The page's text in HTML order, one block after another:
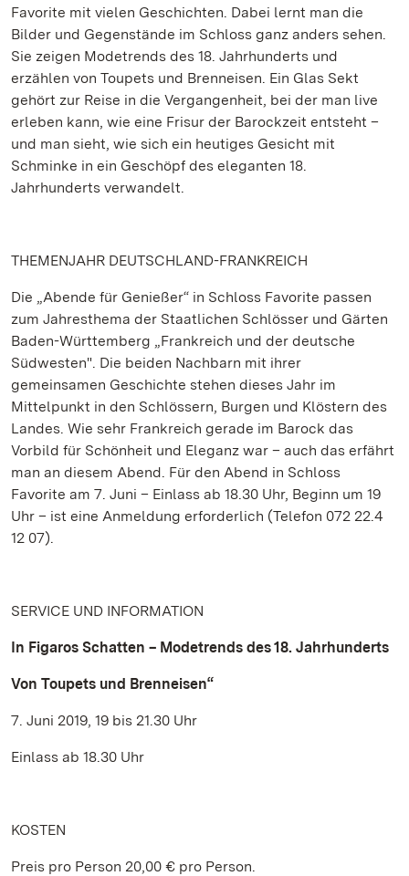
Favorite mit vielen Geschichten. Dabei lernt man die
Bilder und Gegenstände im Schloss ganz anders sehen.
Sie zeigen Modetrends des 18. Jahrhunderts und
erzählen von Toupets und Brenneisen. Ein Glas Sekt
gehört zur Reise in die Vergangenheit, bei der man live
erleben kann, wie eine Frisur der Barockzeit entsteht –
und man sieht, wie sich ein heutiges Gesicht mit
Schminke in ein Geschöpf des eleganten 18.
Jahrhunderts verwandelt.
THEMENJAHR DEUTSCHLAND-FRANKREICH
Die „Abende für Genießer“ in Schloss Favorite passen
zum Jahresthema der Staatlichen Schlösser und Gärten
Baden-Württemberg „Frankreich und der deutsche
Südwesten". Die beiden Nachbarn mit ihrer
gemeinsamen Geschichte stehen dieses Jahr im
Mittelpunkt in den Schlössern, Burgen und Klöstern des
Landes. Wie sehr Frankreich gerade im Barock das
Vorbild für Schönheit und Eleganz war – auch das erfährt
man an diesem Abend. Für den Abend in Schloss
Favorite am 7. Juni – Einlass ab 18.30 Uhr, Beginn um 19
Uhr – ist eine Anmeldung erforderlich (Telefon 072 22.4
12 07).
SERVICE UND INFORMATION
In Figaros Schatten – Modetrends des 18. Jahrhunderts
Von Toupets und Brenneisen“
7. Juni 2019, 19 bis 21.30 Uhr
Einlass ab 18.30 Uhr
KOSTEN
Preis pro Person 20,00 € pro Person.